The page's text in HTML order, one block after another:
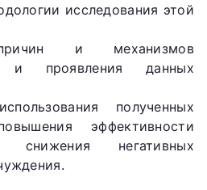
исследования этой
и механизмов
и проявления данных
полученных
эффективности
негативных